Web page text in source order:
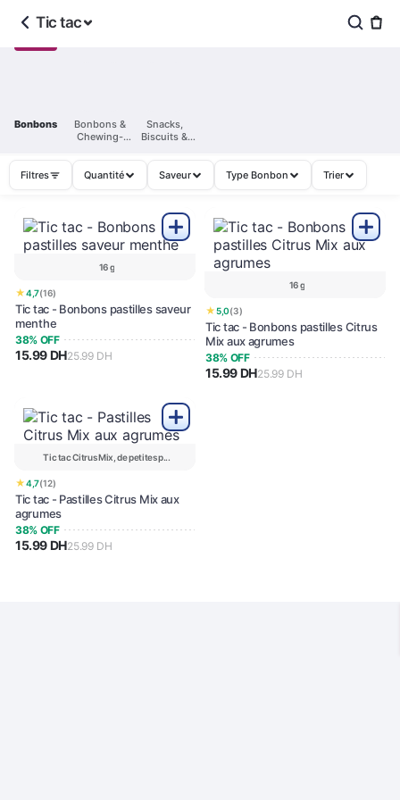
Tic tac
Bonbons
Bonbons &
Chewing-
Snacks,
Biscuits &
Filtres Quantité Saveur Type Bonbon Trier
16 g
★4,7(16)
Tic tac - Bonbons pastilles saveur
menthe
38% OFF
15.99 DH25.99 DH
16 g
★5,0(3)
Tic tac - Bonbons pastilles Citrus
Mix aux agrumes
38% OFF
15.99 DH25.99 DH
Tic tac Citrus Mix, de petites p...
★4,7(12)
Tic tac - Pastilles Citrus Mix aux
agrumes
38% OFF
15.99 DH25.99 DH